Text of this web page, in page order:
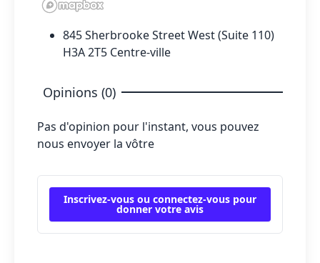
845 Sherbrooke Street West (Suite 110)
H3A 2T5 Centre-ville
Opinions (0)
Pas d'opinion pour l'instant, vous pouvez
nous envoyer la vôtre
Inscrivez-vous ou connectez-vous pour
donner votre avis